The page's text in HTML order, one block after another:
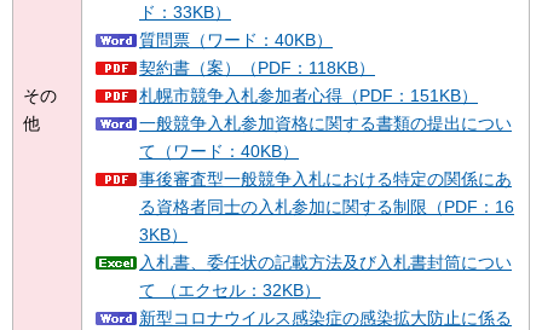
その
他
ド：33KB）
質問票（ワード：40KB）
契約書（案）（PDF：118KB）
札幌市競争入札参加者心得（PDF：151KB）
一般競争入札参加資格に関する書類の提出につい
て（ワード：40KB）
事後審査型一般競争入札における特定の関係にあ
る資格者同士の入札参加に関する制限（PDF：16
3KB）
入札書、委任状の記載方法及び入札書封筒につい
て （エクセル：32KB）
新型コロナウイルス感染症の感染拡大防止に係る